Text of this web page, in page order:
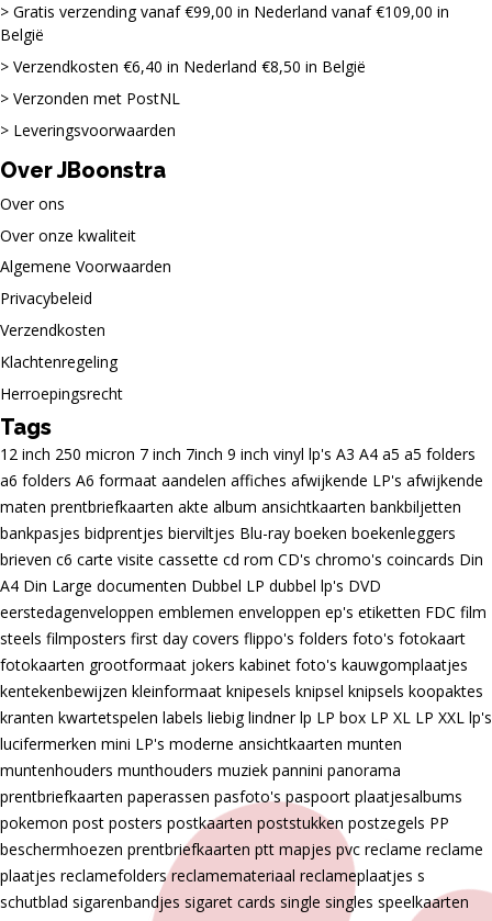
Gratis verzending vanaf €99,00 in Nederland vanaf €109,00 in
België
Verzendkosten €6,40 in Nederland €8,50 in België
Verzonden met PostNL
Leveringsvoorwaarden
Over JBoonstra
Over ons
Over onze kwaliteit
Algemene Voorwaarden
Privacybeleid
Verzendkosten
Klachtenregeling
Herroepingsrecht
Tags
12 inch 250 micron 7 inch 7inch 9 inch vinyl lp's A3 A4 a5 a5 folders
a6 folders A6 formaat aandelen affiches afwijkende LP's afwijkende
maten prentbriefkaarten akte album ansichtkaarten bankbiljetten
bankpasjes bidprentjes bierviltjes Blu-ray boeken boekenleggers
brieven c6 carte visite cassette cd rom CD's chromo's coincards Din
A4 Din Large documenten Dubbel LP dubbel lp's DVD
eerstedagenveloppen emblemen enveloppen ep's etiketten FDC film
steels filmposters first day covers flippo's folders foto's fotokaart
fotokaarten grootformaat jokers kabinet foto's kauwgomplaatjes
kentekenbewijzen kleinformaat knipesels knipsel knipsels koopaktes
kranten kwartetspelen labels liebig lindner lp LP box LP XL LP XXL lp's
lucifermerken mini LP's moderne ansichtkaarten munten
muntenhouders munthouders muziek pannini panorama
prentbriefkaarten paperassen pasfoto's paspoort plaatjesalbums
pokemon post posters postkaarten poststukken postzegels PP
beschermhoezen prentbriefkaarten ptt mapjes pvc reclame reclame
plaatjes reclamefolders reclamemateriaal reclameplaatjes s
schutblad sigarenbandjes sigaret cards single singles speelkaarten